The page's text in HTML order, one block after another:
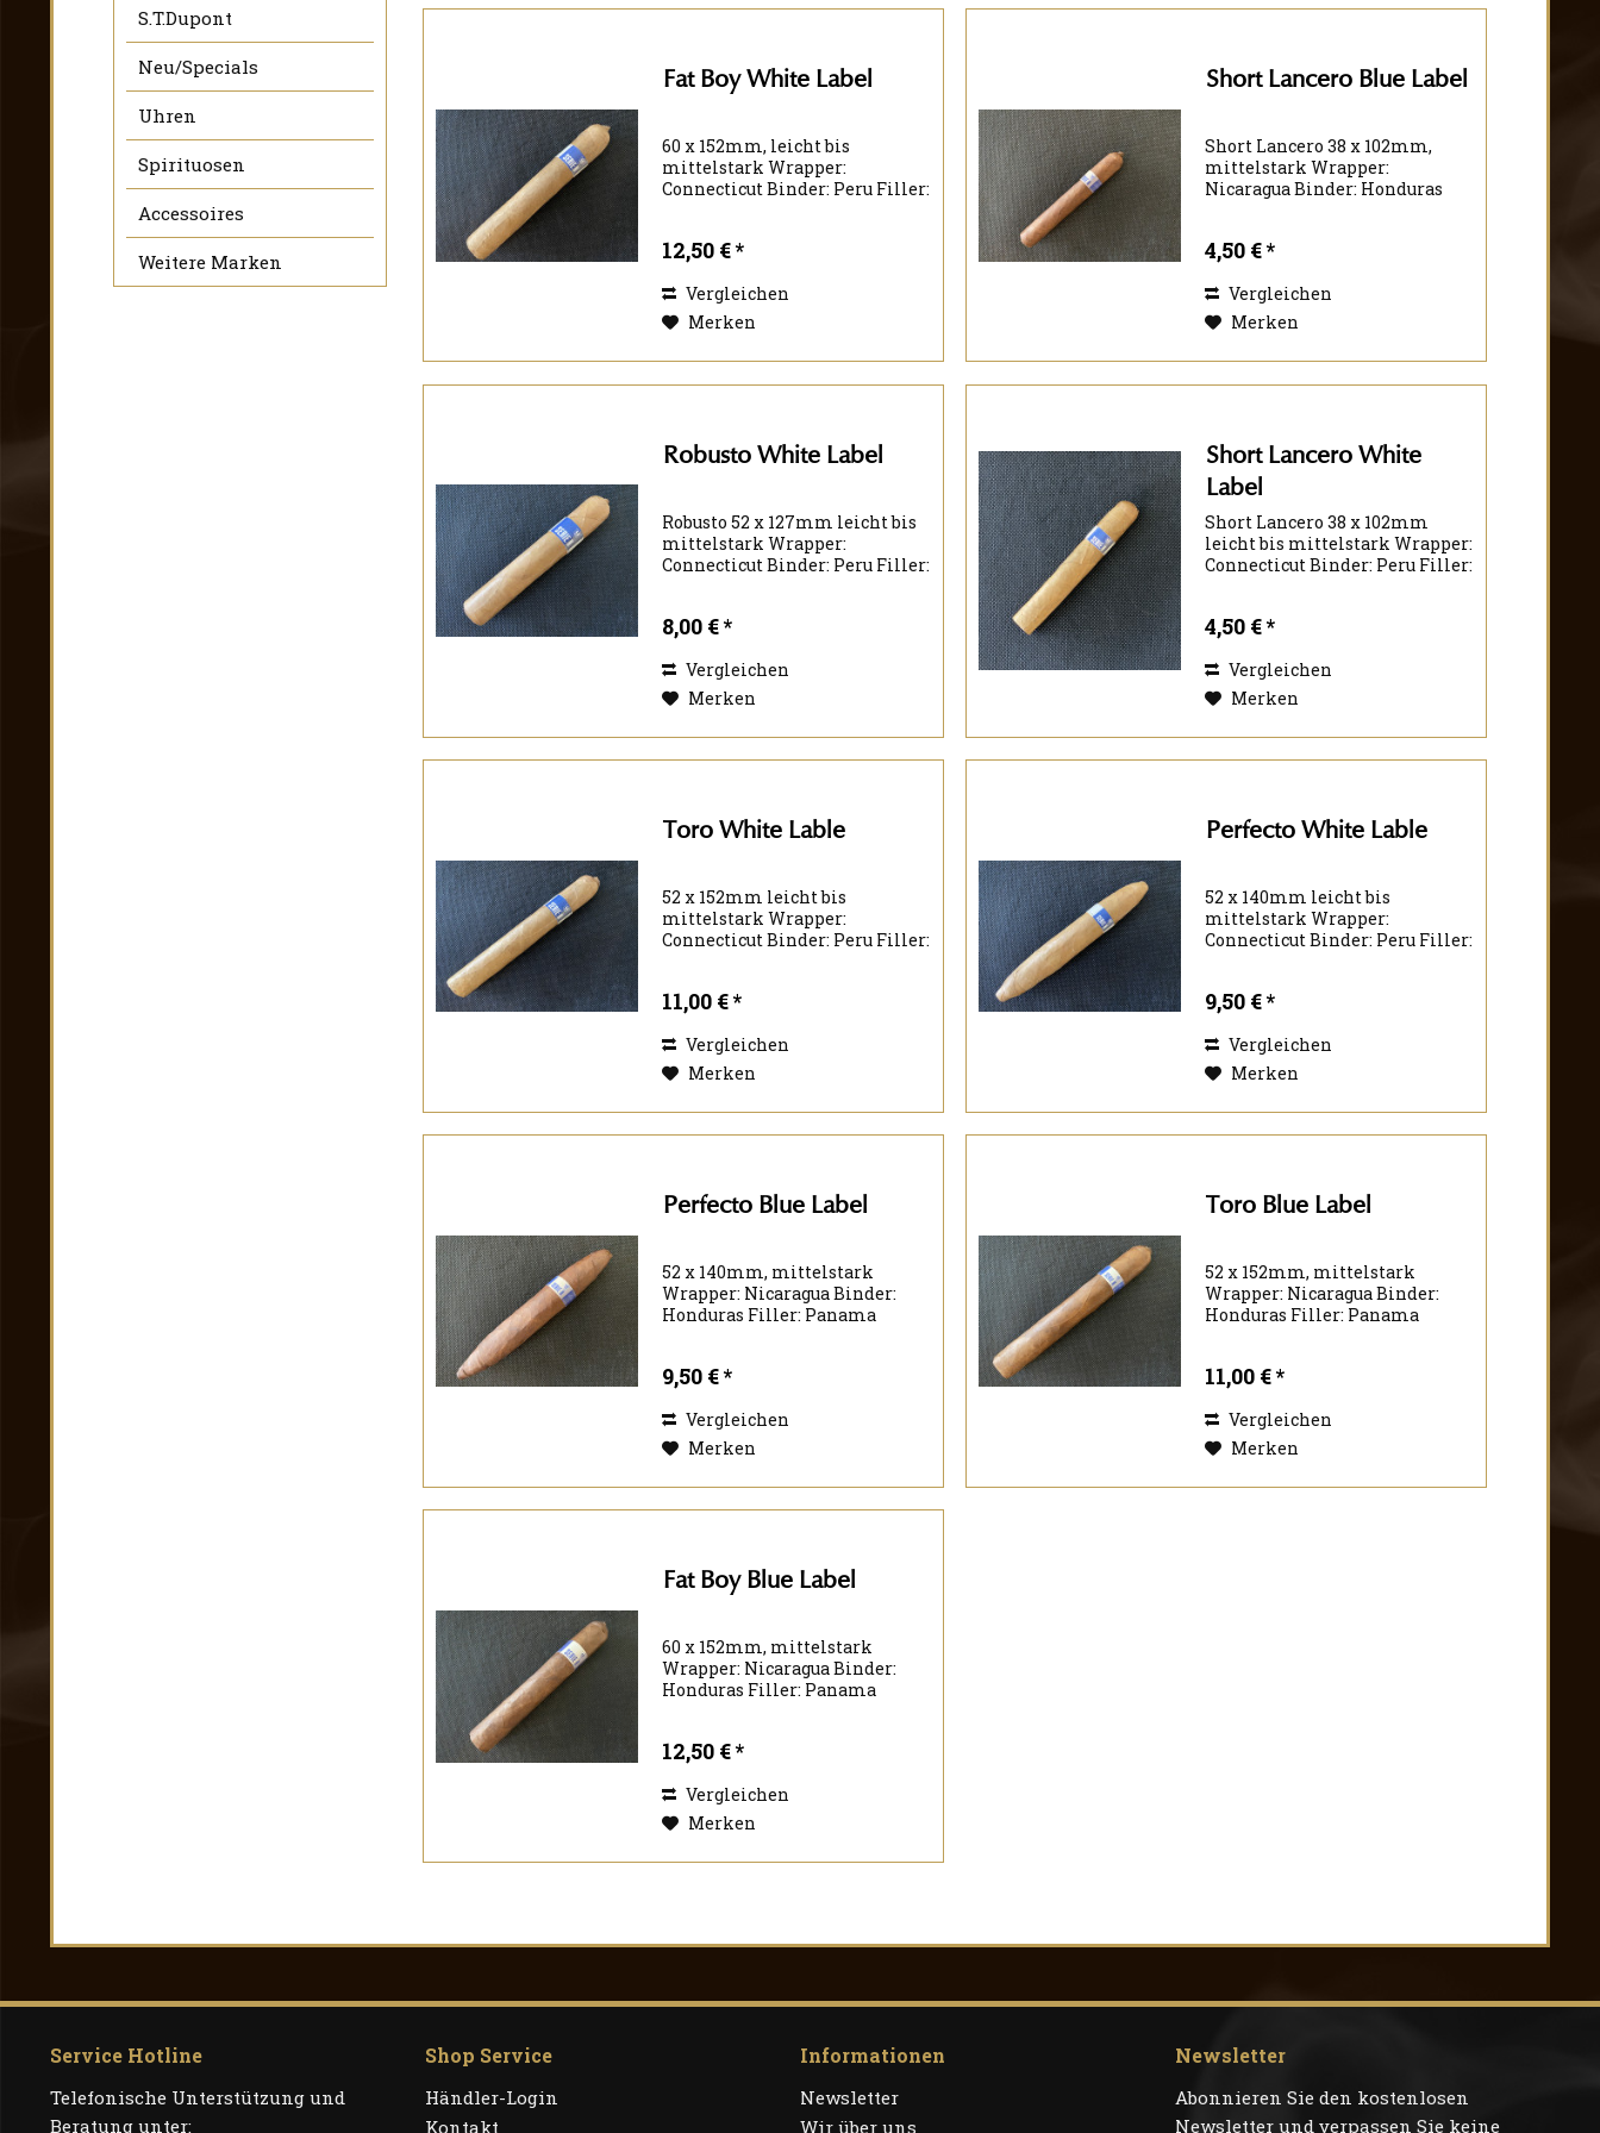
S.T.Dupont
Neu/Specials
Uhren
Spirituosen
Accessoires
Weitere Marken
Fat Boy White Label
60 x 152mm, leicht bis
mittelstark Wrapper:
Connecticut Binder: Peru Filler:
12,50 € *
Vergleichen
Merken
Short Lancero Blue Label
Short Lancero 38 x 102mm,
mittelstark Wrapper:
Nicaragua Binder: Honduras
4,50 € *
Vergleichen
Merken
Robusto White Label
Robusto 52 x 127mm leicht bis
mittelstark Wrapper:
Connecticut Binder: Peru Filler:
8,00 € *
Vergleichen
Merken
Short Lancero White
Label
Short Lancero 38 x 102mm
leicht bis mittelstark Wrapper:
Connecticut Binder: Peru Filler:
4,50 € *
Vergleichen
Merken
Toro White Lable
52 x 152mm leicht bis
mittelstark Wrapper:
Connecticut Binder: Peru Filler:
11,00 € *
Vergleichen
Merken
Perfecto White Lable
52 x 140mm leicht bis
mittelstark Wrapper:
Connecticut Binder: Peru Filler:
9,50 € *
Vergleichen
Merken
Perfecto Blue Label
52 x 140mm, mittelstark
Wrapper: Nicaragua Binder:
Honduras Filler: Panama
9,50 € *
Vergleichen
Merken
Toro Blue Label
52 x 152mm, mittelstark
Wrapper: Nicaragua Binder:
Honduras Filler: Panama
11,00 € *
Vergleichen
Merken
Fat Boy Blue Label
60 x 152mm, mittelstark
Wrapper: Nicaragua Binder:
Honduras Filler: Panama
12,50 € *
Vergleichen
Merken
Service Hotline
Telefonische Unterstützung und
Beratung unter:
Shop Service
Händler-Login
Kontakt
Informationen
Newsletter
Wir über uns
Newsletter
Abonnieren Sie den kostenlosen
Newsletter und verpassen Sie keine